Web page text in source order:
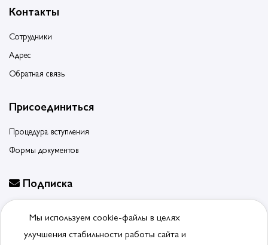
Контакты
Сотрудники
Адрес
Обратная связь
Присоединиться
Процедура вступления
Формы документов
Подписка
Отписаться от рассылки
Мы используем cookie-файлы в целях
улучшения стабильности работы сайта и